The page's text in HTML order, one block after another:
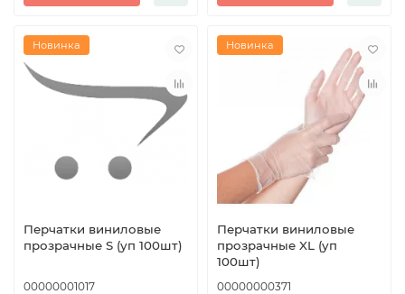
Новинка
Перчатки виниловые
прозрачные S (уп 100шт)
00000001017
Новинка
Перчатки виниловые
прозрачные XL (уп
100шт)
00000000371